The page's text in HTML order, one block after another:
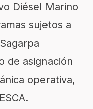
Diésel Marino
sujetos a
de asignación
operativa,